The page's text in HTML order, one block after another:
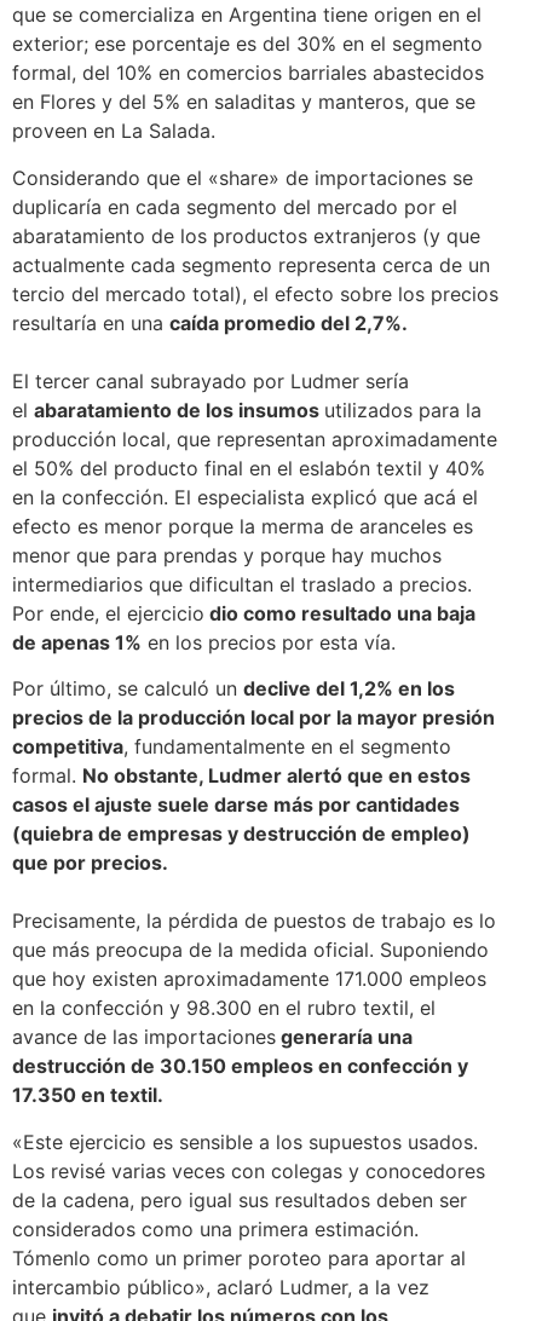
que se comercializa en Argentina tiene origen en el
exterior; ese porcentaje es del 30% en el segmento
formal, del 10% en comercios barriales abastecidos
en Flores y del 5% en saladitas y manteros, que se
proveen en La Salada.
Considerando que el «share» de importaciones se
duplicaría en cada segmento del mercado por el
abaratamiento de los productos extranjeros (y que
actualmente cada segmento representa cerca de un
tercio del mercado total), el efecto sobre los precios
resultaría en una caída promedio del 2,7%.
El tercer canal subrayado por Ludmer sería
el abaratamiento de los insumos utilizados para la
producción local, que representan aproximadamente
el 50% del producto final en el eslabón textil y 40%
en la confección. El especialista explicó que acá el
efecto es menor porque la merma de aranceles es
menor que para prendas y porque hay muchos
intermediarios que dificultan el traslado a precios.
Por ende, el ejercicio dio como resultado una baja
de apenas 1% en los precios por esta vía.
Por último, se calculó un declive del 1,2% en los
precios de la producción local por la mayor presión
competitiva, fundamentalmente en el segmento
formal. No obstante, Ludmer alertó que en estos
casos el ajuste suele darse más por cantidades
(quiebra de empresas y destrucción de empleo)
que por precios.
Precisamente, la pérdida de puestos de trabajo es lo
que más preocupa de la medida oficial. Suponiendo
que hoy existen aproximadamente 171.000 empleos
en la confección y 98.300 en el rubro textil, el
avance de las importaciones generaría una
destrucción de 30.150 empleos en confección y
17.350 en textil.
«Este ejercicio es sensible a los supuestos usados.
Los revisé varias veces con colegas y conocedores
de la cadena, pero igual sus resultados deben ser
considerados como una primera estimación.
Tómenlo como un primer poroteo para aportar al
intercambio público», aclaró Ludmer, a la vez
que invitó a debatir los números con los